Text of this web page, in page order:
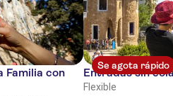
Familia con
Se agota rápido
Entradas sin
Flexible